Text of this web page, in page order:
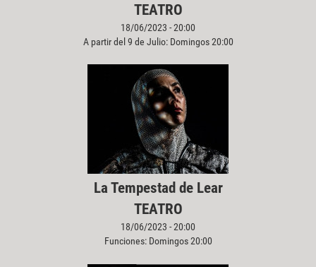
TEATRO
18/06/2023 - 20:00
A partir del 9 de Julio: Domingos 20:00
La Tempestad de Lear
TEATRO
18/06/2023 - 20:00
Funciones: Domingos 20:00